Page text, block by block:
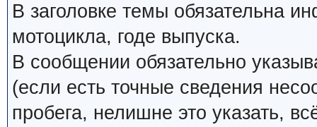
В заголовке темы обязательна
мотоцикла, годе выпуска.
В сообщении обязательно
(если есть точные сведения
пробега, нелишне это указать,